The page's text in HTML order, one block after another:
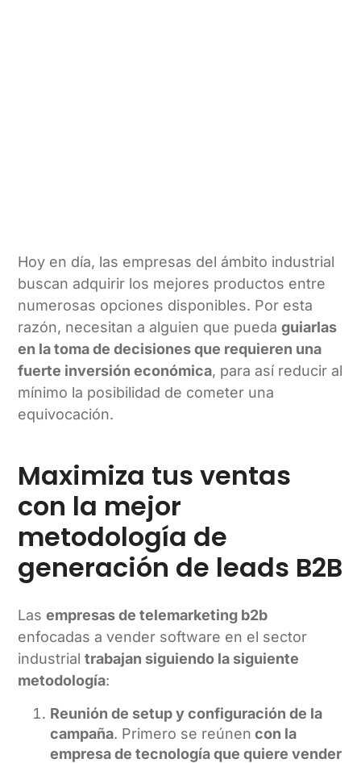
Hoy en día, las empresas del ámbito industrial
buscan adquirir los mejores productos entre
numerosas opciones disponibles. Por esta
razón, necesitan a alguien que puedaguiarlas
en la toma de decisiones que requieren una
fuerte inversión económica, para así reducir al
mínimo la posibilidad de cometer una
equivocación.
Maximiza tus ventas
con la mejor
metodología de
generación de leads B2B
Lasempresas de telemarketing b2b
enfocadas a vender software en el sector
industrialtrabajan siguiendo la siguiente
metodología:
Reunión de setup y configuración de la
campaña. Primero se reúnen con la
empresa de tecnología que quiere vender